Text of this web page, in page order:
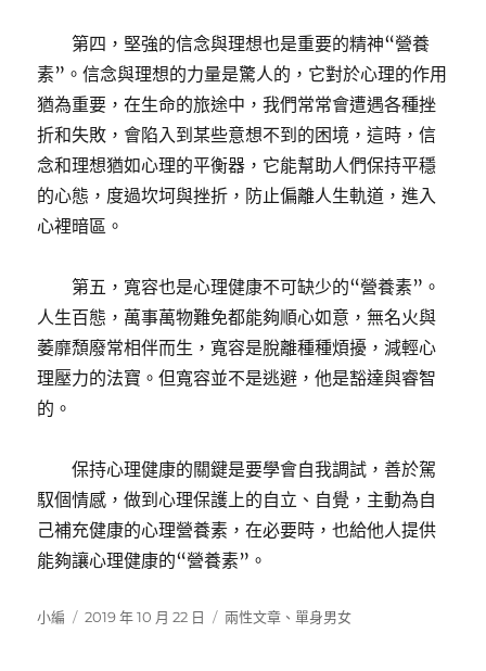
第四，堅強的信念與理想也是重要的精神“營養
素”。信念與理想的力量是驚人的，它對於心理的作用
猶為重要，在生命的旅途中，我們常常會遭遇各種挫
折和失敗，會陷入到某些意想不到的困境，這時，信
念和理想猶如心理的平衡器，它能幫助人們保持平穩
的心態，度過坎坷與挫折，防止偏離人生軌道，進入
心裡暗區。
第五，寬容也是心理健康不可缺少的“營養素”。
人生百態，萬事萬物難免都能夠順心如意，無名火與
萎靡頹廢常相伴而生，寬容是脫離種種煩擾，減輕心
理壓力的法寶。但寬容並不是逃避，他是豁達與睿智
的。
保持心理健康的關鍵是要學會自我調試，善於駕
馭個情感，做到心理保護上的自立、自覺，主動為自
己補充健康的心理營養素，在必要時，也給他人提供
能夠讓心理健康的“營養素”。
作
小編
發
2019 年 10 月 22 日
分
兩性文章 、 單身男女